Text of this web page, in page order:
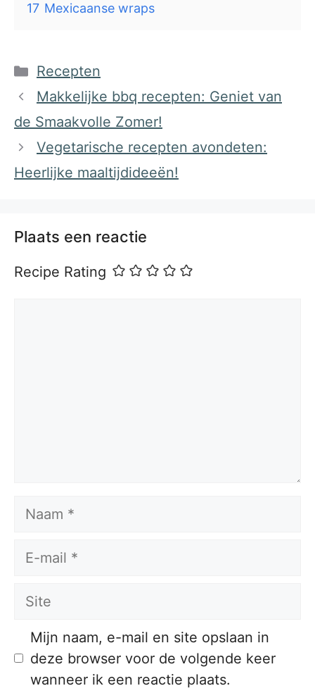
17 Mexicaanse wraps
Categorieën
Recepten
Makkelijke bbq recepten: Geniet van
de Smaakvolle Zomer!
Vegetarische recepten avondeten:
Heerlijke maaltijdideeën!
Plaats een reactie
Recipe Rating
Naam
E-
Site
Mijn naam, e-mail en site opslaan in
deze browser voor de volgende keer
wanneer ik een reactie plaats.